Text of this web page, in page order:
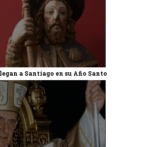
a Santiago en su Año Santo